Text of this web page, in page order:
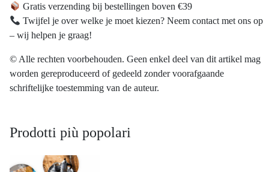
Gratis verzending bij bestellingen boven €39
Twijfel je over welke je moet kiezen? Neem contact met ons op
– wij helpen je graag!
© Alle rechten voorbehouden. Geen enkel deel van dit artikel mag
worden gereproduceerd of gedeeld zonder voorafgaande
schriftelijke toestemming van de auteur.
Prodotti più popolari